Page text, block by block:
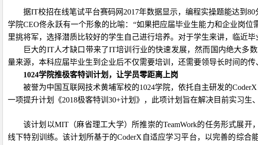
据IT校招在线笔试平台赛码网 2017年数据显示，编程实操题能达到80
学院CEO佟永跃有一个形象的比喻：“如果把应届毕业生能力和企业岗
里挑将军，选择潜质比较好的学生自己进行培养。对于学生来讲，临近
巨大的IT人才缺口带来了IT培训行业的快速发展，然而国内绝大多
量来源，本科应届毕业生到企业后不仅需要培训，还需要领导长时间的
1024学院推极客特训计划，让学员零距离上岗
被誉为中国互联网技术黄埔军校的1024学院，依托自主研发的CoderX
一项提升计划《2018极客特训 30+计划》，此项计划旨在解决目前实习生
该计划以MIT（麻省理工大学）所推崇的TeamWork的任务形式展开
线下特别训练。该计划所基于的CoderX 自适应学习平台，以完善的综合